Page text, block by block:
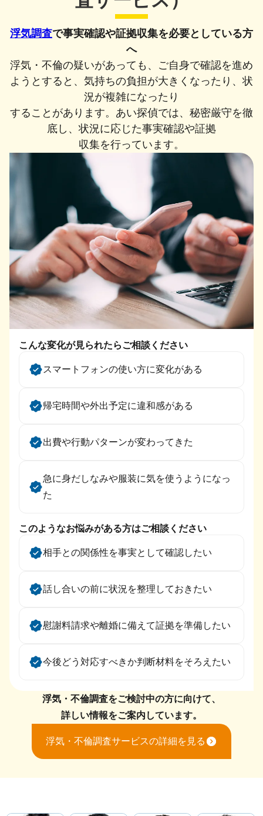
浮気調査で事実確認や証拠収集を必要としている方
へ
浮気・不倫の疑いがあっても、ご自身で確認を進め
ようとすると、気持ちの負担が大きくなったり、状
況が複雑になったり
することがあります。 あい探偵では、秘密厳守を徹
底し、状況に応じた事実確認や証拠
収集を行っています。
こんな変化が見られたらご相談ください
スマートフォンの使い方に変化がある
帰宅時間や外出予定に違和感がある
出費や行動パターンが変わってきた
急に身だしなみや服装に気を使うようになっ
た
このようなお悩みがある方はご相談ください
相手との関係性を事実として確認したい
話し合いの前に状況を整理しておきたい
慰謝料請求や離婚に備えて証拠を準備したい
今後どう対応すべきか判断材料をそろえたい
浮気・不倫調査をご検討中の方に向けて、
詳しい情報をご案内しています。
浮気・不倫調査サービスの詳細を見る